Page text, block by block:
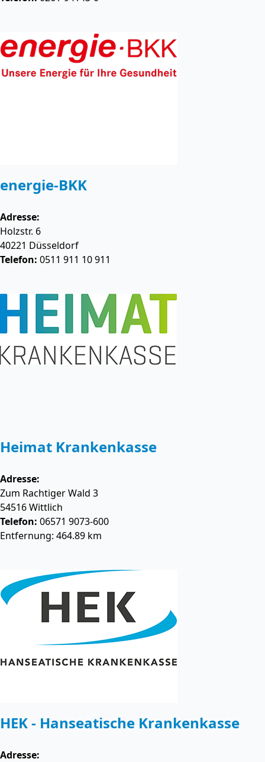
energie-BKK
Adresse:
Holzstr. 6
40221 Düsseldorf
Telefon: 0511 911 10 911
Heimat Krankenkasse
Adresse:
Zum Rachtiger Wald 3
54516Wittlich
Telefon: 06571 9073-600
Entfernung: 464.89 km
HEK - Hanseatische Krankenkasse
Adresse: